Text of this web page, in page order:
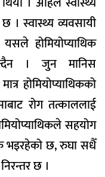
। स्वास्थ्य व्यवसायी
होमियोप्याथिक
। जुन मानिस
होमियोप्याथिकको
रोग तत्काललाई
सहयोग
भइरहेको छ, रुघा सधैँ
छ ।